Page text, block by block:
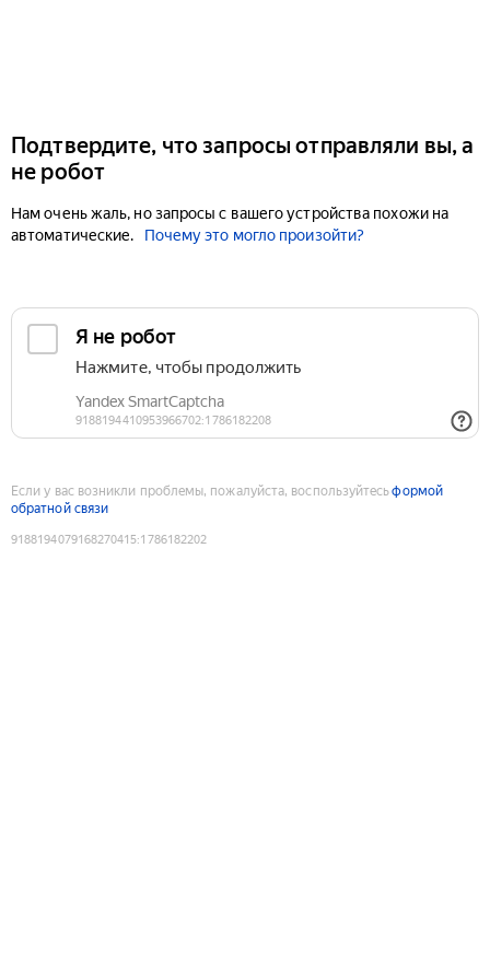
Подтвердите, что запросы отправляли вы, а
не робот
Нам очень жаль, но запросы с вашего устройства похожи на
автоматические.
Почему это могло произойти?
Если у вас возникли проблемы, пожалуйста, воспользуйтесьформой
обратной связи
9188194079168270415:1786182202